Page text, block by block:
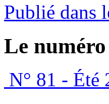
Publié dans
Le
N° 81 - Été